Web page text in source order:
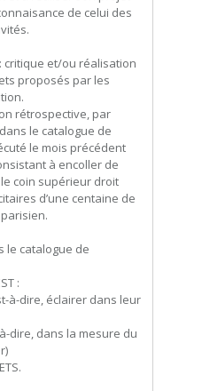
de celui des
critique et/ou réalisation
proposés par les
rétrospective, par
le catalogue de
le mois précédent
à encoller de
coin supérieur droit
d’une centaine de
le catalogue de
:
à-dire, éclairer dans leur
à-dire, dans la mesure du